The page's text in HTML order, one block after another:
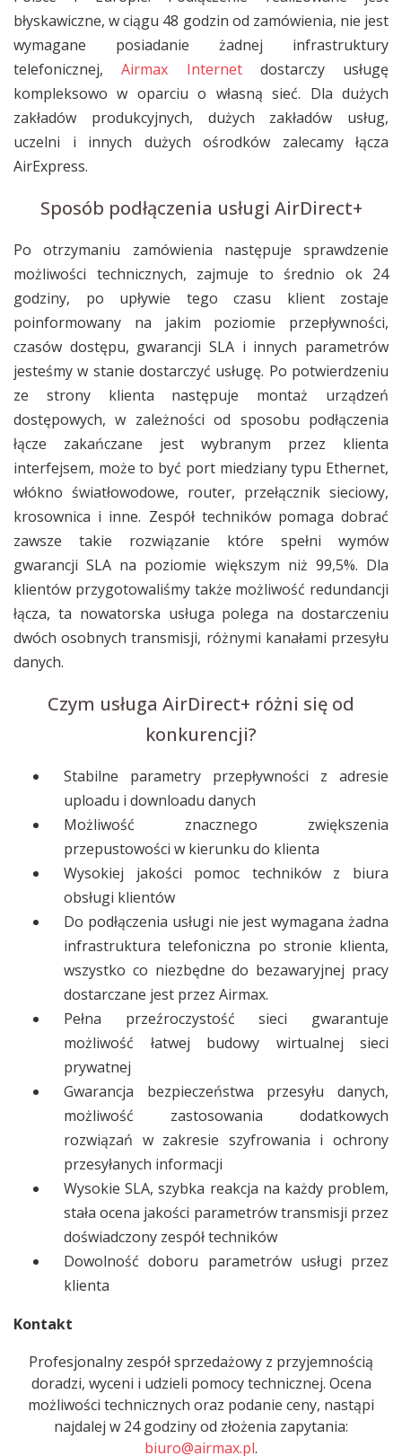
błyskawiczne, w ciągu 48 godzin od zamówienia, nie jest
wymagane posiadanie żadnej infrastruktury
telefonicznej,Airmax Internetdostarczy usługę
kompleksowo w oparciu o własną sieć. Dla dużych
zakładów produkcyjnych, dużych zakładów usług,
uczelni i innych dużych ośrodków zalecamy łącza
AirExpress.
Sposób podłączenia usługi AirDirect+
Po otrzymaniu zamówienia następuje sprawdzenie
możliwości technicznych, zajmuje to średnio ok 24
godziny, po upływie tego czasu klient zostaje
poinformowany na jakim poziomie przepływności,
czasów dostępu, gwarancji SLA i innych parametrów
jesteśmy w stanie dostarczyć usługę. Po potwierdzeniu
ze strony klienta następuje montaż urządzeń
dostępowych, w zależności od sposobu podłączenia
łącze zakańczane jest wybranym przez klienta
interfejsem, może to być port miedziany typu Ethernet,
włókno światłowodowe, router, przełącznik sieciowy,
krosownica i inne. Zespół techników pomaga dobrać
zawsze takie rozwiązanie które spełni wymów
gwarancji SLA na poziomie większym niż 99,5%. Dla
klientów przygotowaliśmy także możliwość redundancji
łącza, ta nowatorska usługa polega na dostarczeniu
dwóch osobnych transmisji, różnymi kanałami przesyłu
danych.
Czym usługa AirDirect+ różni się od
konkurencji?
Stabilne parametry przepływności z adresie
uploadu i downloadu danych
Możliwość znacznego zwiększenia
przepustowości w kierunku do klienta
Wysokiej jakości pomoc techników z biura
obsługi klientów
Do podłączenia usługi nie jest wymagana żadna
infrastruktura telefoniczna po stronie klienta,
wszystko co niezbędne do bezawaryjnej pracy
dostarczane jest przez Airmax.
Pełna przeźroczystość sieci gwarantuje
możliwość łatwej budowy wirtualnej sieci
prywatnej
Gwarancja bezpieczeństwa przesyłu danych,
możliwość zastosowania dodatkowych
rozwiązań w zakresie szyfrowania i ochrony
przesyłanych informacji
Wysokie SLA, szybka reakcja na każdy problem,
stała ocena jakości parametrów transmisji przez
doświadczony zespół techników
Dowolność doboru parametrów usługi przez
klienta
Kontakt
Profesjonalny zespół sprzedażowy z przyjemnością
doradzi, wyceni i udzieli pomocy technicznej. Ocena
możliwości technicznych oraz podanie ceny, nastąpi
najdalej w 24 godziny od złożenia zapytania:
biuro@airmax.pl.